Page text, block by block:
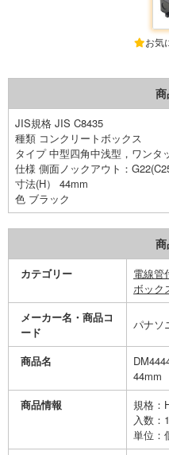
お気
JIS規格 JIS C8435
種類 コンクリートボックス
タイプ 中型四角中浅型，ワンタ
仕様 側面ノックアウト：
寸法(H） 44mm
色 ブラック
カテゴリー 電線管
ボック
メーカー名・商品コ
ード
パナソ
商品名
44mm
商品情報
規格：
入数：1
単位：